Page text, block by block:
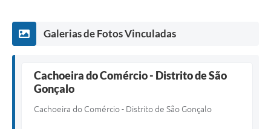
Galerias de Fotos Vinculadas
Cachoeira do Comércio - Distrito de São
Gonçalo
Cachoeira do Comércio - Distrito de São Gonçalo